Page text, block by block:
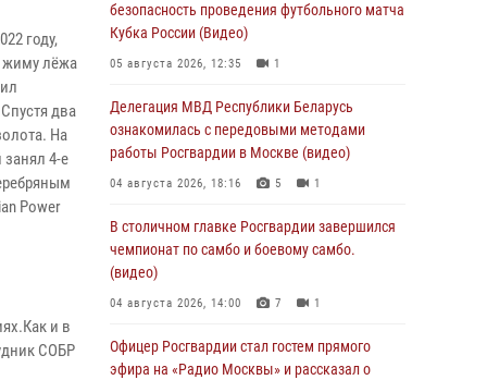
году,
жиму лёжа
два
На
4-е
Power
и в
СОБР
безопасность проведения футбольного матча
Кубка России (Видео)
05 августа 2026, 12:35 1
Делегация МВД Республики Беларусь
ознакомилась с передовыми методами
работы Росгвардии в Москве (видео)
04 августа 2026, 18:16 5 1
В столичном главке Росгвардии завершился
чемпионат по самбо и боевому самбо.
(видео)
04 августа 2026, 14:00 7 1
Офицер Росгвардии стал гостем прямого
эфира на «Радио Москвы» и рассказал о